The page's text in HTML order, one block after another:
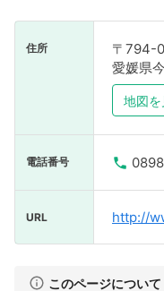
住所
〒794-
愛媛県
地図を
電話番号
URL http://
このページについて